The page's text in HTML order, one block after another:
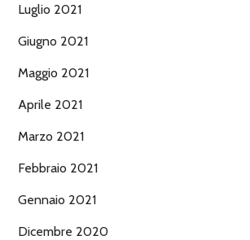
Luglio 2021
Giugno 2021
Maggio 2021
Aprile 2021
Marzo 2021
Febbraio 2021
Gennaio 2021
Dicembre 2020